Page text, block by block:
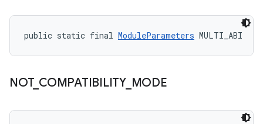
public static final ModuleParameters MULTI_ABI
NOT_ COMPATIBILITY_ MODE